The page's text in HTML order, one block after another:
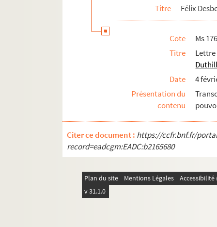
Titre Félix
Cote
Ms
Titre
Date
4
Présentation du
contenu
Citer ce document : https://ccfr.bnf.fr/
record=eadcgm:EADC:b2165680
Plan du site Mentions Légales
v 31.1.0